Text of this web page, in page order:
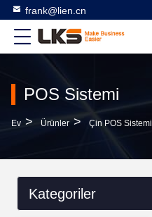
frank@lien.cn
POS Sistemi
Ev > Ürünler > Çin POS Sistemi
Kategoriler